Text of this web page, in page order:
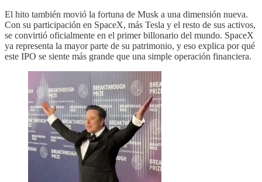
El hito también movió la fortuna de Musk a una dimensión nueva.
Con su participación en SpaceX, más Tesla y el resto de sus activos,
se convirtió oficialmente en el primer billonario del mundo. SpaceX
ya representa la mayor parte de su patrimonio, y eso explica por qué
este IPO se siente más grande que una simple operación financiera.